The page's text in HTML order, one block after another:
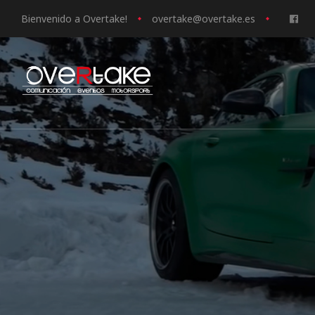
Bienvenido a Overtake! overtake@overtake.es